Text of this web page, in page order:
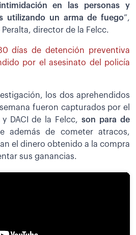
intimidación en las personas y
utilizando un arma de fuego”,
director de la Felcc.
días de detención preventiva
por el asesinato del policía
los dos aprehendidos
fueron capturados por el
DACI de la Felcc,son para de
además de cometer atracos,
el dinero obtenido a la compra
sus ganancias.